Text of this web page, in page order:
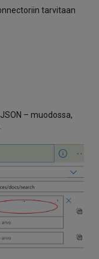
tarvitaan
– muodossa,